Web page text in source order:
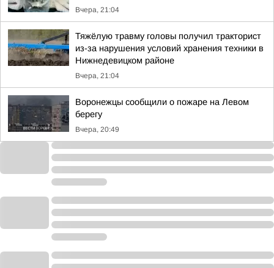
Вчера, 21:04
Тяжёлую травму головы получил тракторист
из-за нарушения условий хранения техники в
Нижнедевицком районе
Вчера, 21:04
Воронежцы сообщили о пожаре на Левом
берегу
Вчера, 20:49